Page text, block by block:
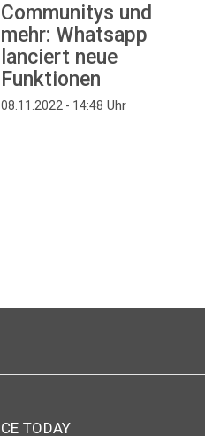
Communitys und
mehr: Whatsapp
lanciert neue
Funktionen
08.11.2022 - 14:48 Uhr
CE TODAY